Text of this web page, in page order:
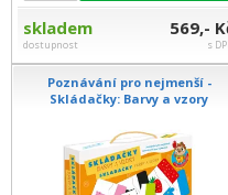
skladem
dostupnost
569,-
s
Poznávání pro nejmenší -
Skládačky: Barvy a vzory